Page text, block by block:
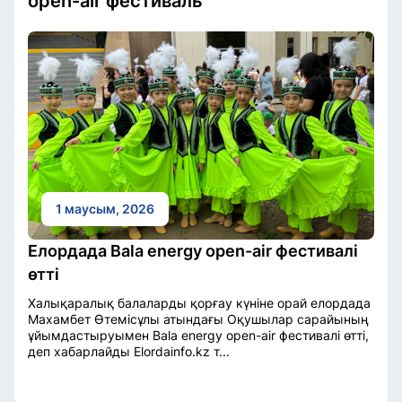
1 маусым, 2026
Елордада Bala energy open-air фестивалі
өтті
Халықаралық балаларды қорғау күніне орай елордада
Махамбет Өтемісұлы атындағы Оқушылар сарайының
ұйымдастыруымен Bala energy open-air фестивалі өтті,
деп хабарлайды Elordainfo.kz т...